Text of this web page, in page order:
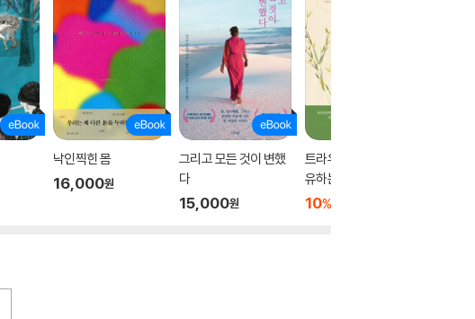
낙인찍힌 몸
16,000원
그리고 모든 것이 변했
다
15,000원
트라우마 대물림을 치
유하는 법
10%